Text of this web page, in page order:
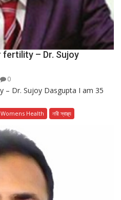
– Dr. Sujoy
0
– Dr. Sujoy Dasgupta I am 35
Womens Health নারী স্বাস্থ্য